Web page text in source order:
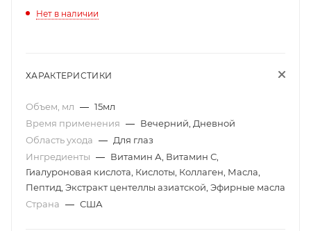
Нет в наличии
ХАРАКТЕРИСТИКИ
Объем, мл — 15мл
Время применения — Вечерний, Дневной
Область ухода — Для глаз
Ингредиенты — Витамин А, Витамин С,
Гиалуроновая кислота, Кислоты, Коллаген, Масла,
Пептид, Экстракт центеллы азиатской, Эфирные масла
Страна — США